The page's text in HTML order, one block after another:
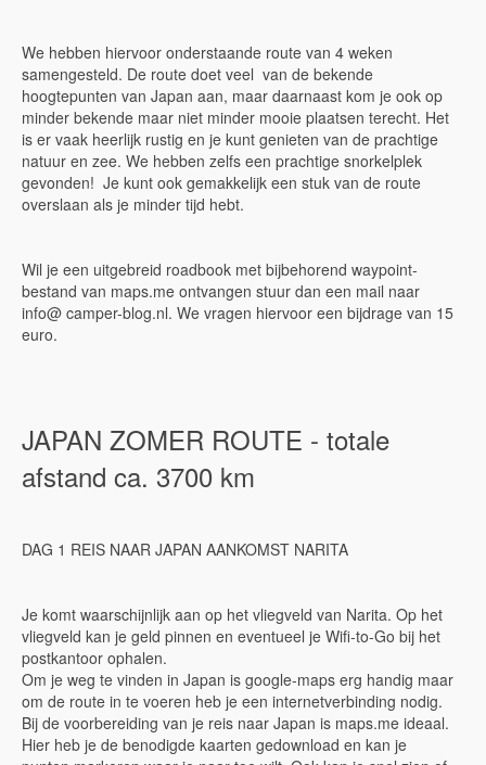
We hebben hiervoor onderstaande route van 4 weken
samengesteld. De route doet veel van de bekende
hoogtepunten van Japan aan, maar daarnaast kom je ook op
minder bekende maar niet minder mooie plaatsen terecht. Het
is er vaak heerlijk rustig en je kunt genieten van de prachtige
natuur en zee. We hebben zelfs een prachtige snorkelplek
gevonden! Je kunt ook gemakkelijk een stuk van de route
overslaan als je minder tijd hebt.
Wil je een uitgebreid roadbook met bijbehorend waypoint-
bestand van maps.me ontvangen stuur dan een mail naar
info@ camper-blog.nl. We vragen hiervoor een bijdrage van 15
euro.
JAPAN ZOMER ROUTE - totale
afstand ca. 3700 km
DAG 1 REIS NAAR JAPAN AANKOMST NARITA
Je komt waarschijnlijk aan op het vliegveld van Narita. Op het
vliegveld kan je geld pinnen en eventueel je Wifi-to-Go bij het
postkantoor ophalen.
Om je weg te vinden in Japan is google-maps erg handig maar
om de route in te voeren heb je een internetverbinding nodig.
Bij de voorbereiding van je reis naar Japan is maps.me ideaal.
Hier heb je de benodigde kaarten gedownload en kan je